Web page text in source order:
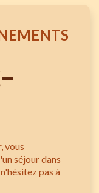
vous
séjour dans
pas à